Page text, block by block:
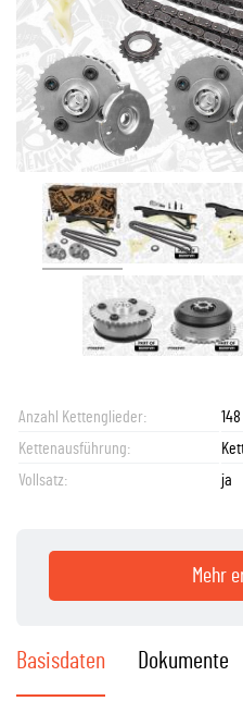
Anzahl Kettenglieder:
148
Kettenausführung:
Vollsatz:
ja
Mehr
Basisdaten Dokumente